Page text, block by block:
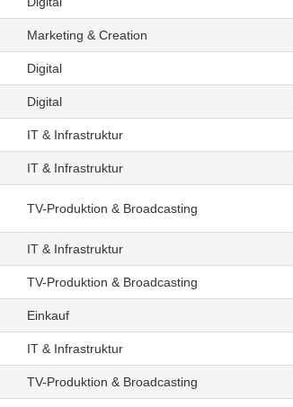
Marketing & Creation
Digital
Digital
IT & Infrastruktur
IT & Infrastruktur
TV-Produktion & Broadcasting
IT & Infrastruktur
TV-Produktion & Broadcasting
Einkauf
IT & Infrastruktur
TV-Produktion & Broadcasting